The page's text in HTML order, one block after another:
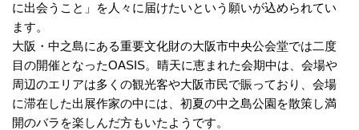
に出会うこと」を人々に届けたいという願いが込められてい
ます。
大阪・中之島にある重要文化財の大阪市中央公会堂では二度
目の開催となったOASIS。 晴天に恵まれた会期中は、会場や
周辺のエリアは多くの観光客や大阪市民で賑っており、会場
に滞在した出展作家の中には、初夏の中之島公園を散策し満
開のバラを楽しんだ方もいたようです。